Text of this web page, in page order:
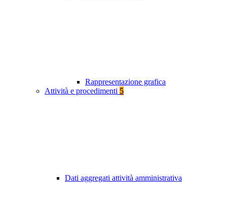
Rappresentazione grafica
Attività e procedimenti 5
Dati aggregati attività amministrativa